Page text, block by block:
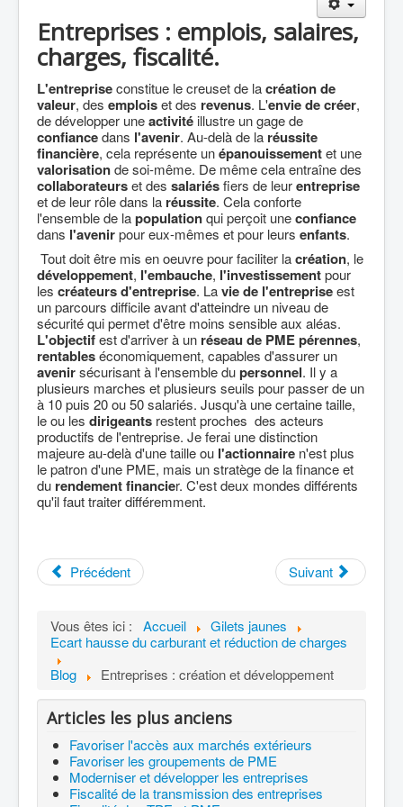
Culture Loisirs
Retraite
Démocratie
Europe
Collectivités
Communes
Gilets jaunes
Coronavirus
Contact
Entreprises : emplois, salaires,
charges, fiscalité.
L'entrepriseconstitue le creuset de lacréation de
valeur, des emploiset des revenus. L'envie de créer,
de développer uneactivité illustre un gage de
confiancedans l'avenir. Au-delà de la réussite
financière, cela représente unépanouissementet une
valorisationde soi-même. De même cela entraîne des
collaborateurset des salariésfiers de leurentreprise
et de leur rôle dans la réussite. Cela conforte
l'ensemble de lapopulationqui perçoit uneconfiance
dans l'avenirpour eux-mêmes et pour leurs enfants.
Tout doit être mis en oeuvre pour faciliter lacréation, le
développement, l'embauche, l'investissementpour
les créateurs d'entreprise. Lavie de l'entrepriseest
un parcours difficile avant d'atteindre un niveau de
sécurité qui permet d'être moins sensible aux aléas.
L'objectifest d'arriver à un réseau de PMEpérennes,
rentableséconomiquement, capables d'assurer un
avenirsécurisant à l'ensemble dupersonnel. Il y a
plusieurs marches et plusieurs seuils pour passer de un
à 10 puis 20 ou 50 salariés. Jusqu'à une certaine taille,
le ou les dirigeants restent proches des acteurs
productifs de l'entreprise. Je ferai une distinction
majeure au-delà d'une taille ou l'actionnaire n'est plus
le patron d'une PME, mais un stratège de la finance et
du rendement financier. C'est deux mondes différents
qu'il faut traiter différemment.
Précédent Suivant
Vous êtes ici : Accueil
Gilets jaunes
Ecart hausse du carburant et réduction de charges
Blog
Entreprises : création et développement
Articles les plus anciens
Favoriser l'accès aux marchés extérieurs
Favoriser les groupements de PME
Moderniser et développer les entreprises
Fiscalité de la transmission des entreprises